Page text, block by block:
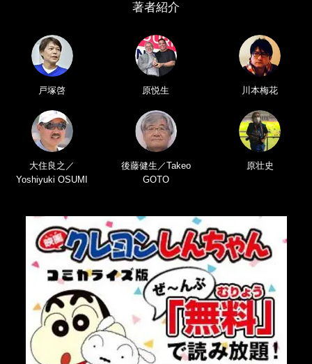
著者紹介
戸塚啓 原悦生 川本梅花
大住良之／
Yoshiyuki OSUMI
後藤健生／Takeo
GOTO
原壮史